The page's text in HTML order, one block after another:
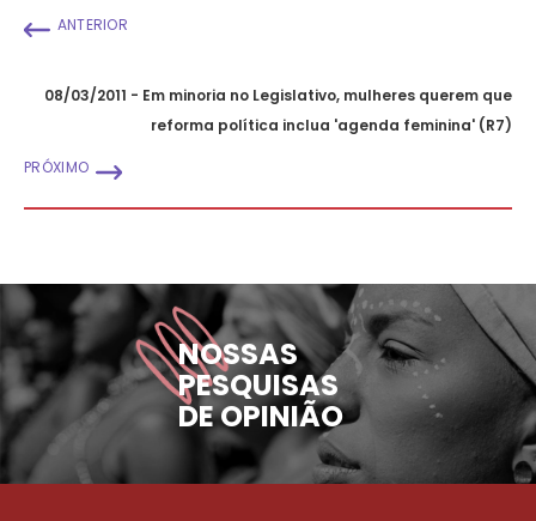
ANTERIOR
08/03/2011 - Em minoria no Legislativo, mulheres querem que
reforma política inclua 'agenda feminina' (R7)
PRÓXIMO
NOSSAS
PESQUISAS
DE OPINIÃO